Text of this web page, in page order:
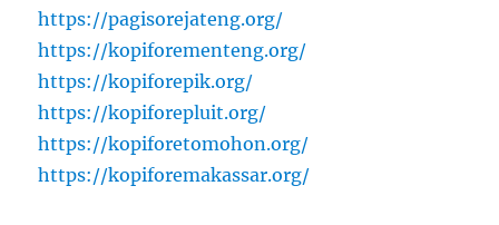
https://pagisorejateng.org/
https://kopiforementeng.org/
https://kopiforepik.org/
https://kopiforepluit.org/
https://kopiforetomohon.org/
https://kopiforemakassar.org/